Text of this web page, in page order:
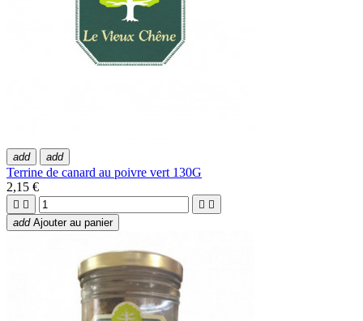
add add
Terrine de canard au poivre vert 130G
2,15 €
   
add Ajouter au panier